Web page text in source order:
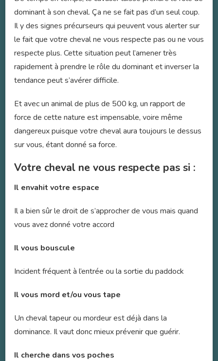
dominant à son cheval. Ça ne se fait pas d’un seul coup.
Il y des signes précurseurs qui peuvent vous alerter sur
le fait que votre cheval ne vous respecte pas ou ne vous
respecte plus. Cette situation peut l’amener très
rapidement à prendre le rôle du dominant et inverser la
tendance peut s’avérer difficile.
Et avec un animal de plus de 500 kg, un rapport de
force de cette nature est impensable, voire même
dangereux puisque votre cheval aura toujours le dessus
sur vous, étant donné sa force.
Votre cheval ne vous respecte pas si :
Il envahit votre espace
Il a bien sûr le droit de s’approcher de vous mais quand
vous avez donné votre accord
Il vous bouscule
Incident fréquent à l’entrée ou la sortie du paddock
Il vous mord et/ou vous tape
Un cheval tapeur ou mordeur est déjà dans la
dominance. Il vaut donc mieux prévenir que guérir.
Il cherche dans vos poches